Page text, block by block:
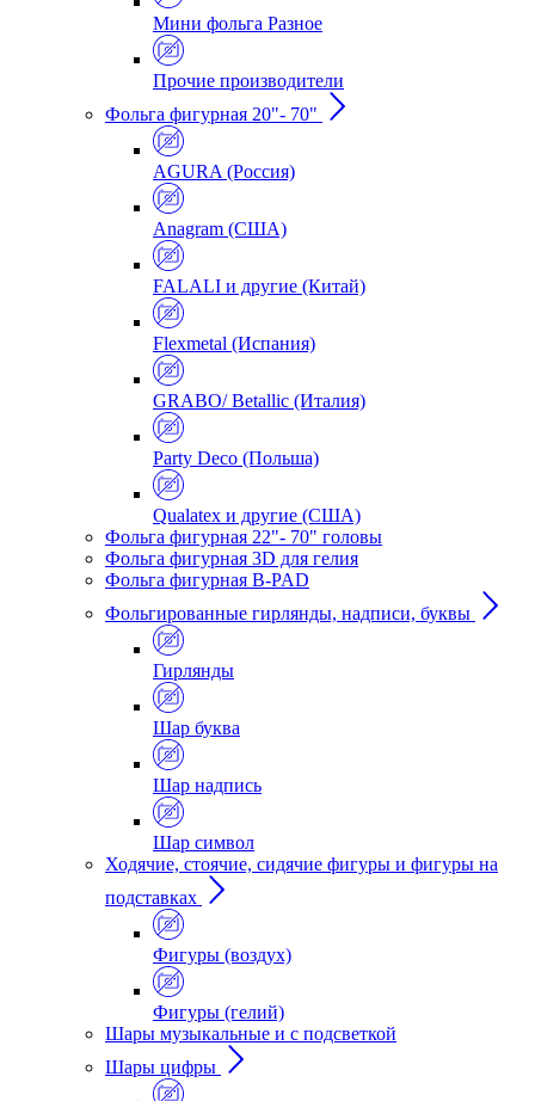
Мини фольга Разное
Прочие производители
Фольга фигурная 20"- 70"
AGURA (Россия)
Anagram (США)
FALALI и другие (Китай)
Flexmetal (Испания)
GRABO/ Betallic (Италия)
Party Deco (Польша)
Qualatex и другие (США)
Фольга фигурная 22"- 70" головы
Фольга фигурная 3D для гелия
Фольга фигурная B-PAD
Фольгированные гирлянды, надписи, буквы
Гирлянды
Шар буква
Шар надпись
Шар символ
Ходячие, стоячие, сидячие фигуры и фигуры на
подставках
Фигуры (воздух)
Фигуры (гелий)
Шары музыкальные и с подсветкой
Шары цифры